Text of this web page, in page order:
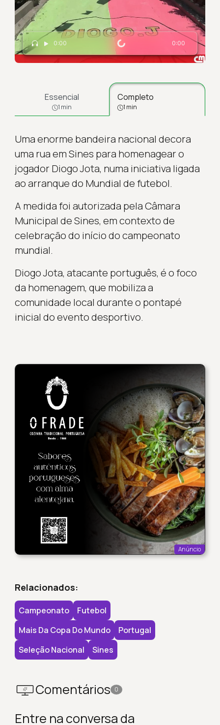
0:00 Carregando... 0:00
Essencial
1 min
Completo
1 min
Uma enorme bandeira nacional decora
uma rua em Sines para homenagear o
jogador Diogo Jota, numa iniciativa ligada
ao arranque do Mundial de futebol.
A medida foi autorizada pela Câmara
Municipal de Sines, em contexto de
celebração do início do campeonato
mundial.
Diogo Jota, atacante português, é o foco
da homenagem, que mobiliza a
comunidade local durante o pontapé
inicial do evento desportivo.
Anúncio
Relacionados:
Campeonato
Futebol
Mais Da Copa Do Mundo
Portugal
Seleção Nacional
Sines
Comentários 0
Entre na conversa da